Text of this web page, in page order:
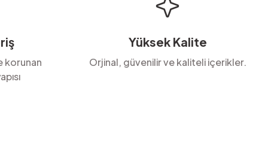
korunan
Yüksek Kalite
Orjinal, güvenilir ve kaliteli içerikler.